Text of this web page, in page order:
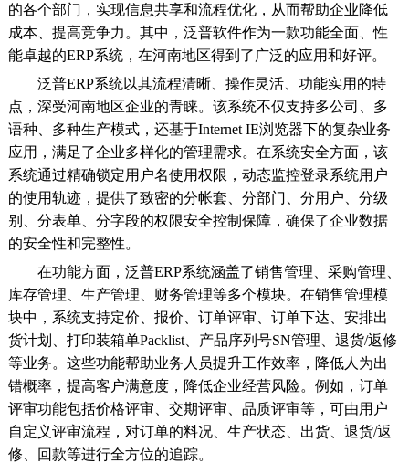
的各个部门，实现信息共享和流程优化，从而帮助企业降低
成本、提高竞争力。其中，泛普软件作为一款功能全面、性
能卓越的ERP系统，在河南地区得到了广泛的应用和好评。
泛普ERP系统以其流程清晰、操作灵活、功能实用的特
点，深受河南地区企业的青睐。该系统不仅支持多公司、多
语种、多种生产模式，还基于Internet IE浏览器下的复杂业务
应用，满足了企业多样化的管理需求。在系统安全方面，该
系统通过精确锁定用户名使用权限，动态监控登录系统用户
的使用轨迹，提供了致密的分帐套、分部门、分用户、分级
别、分表单、分字段的权限安全控制保障，确保了企业数据
的安全性和完整性。
在功能方面，泛普ERP系统涵盖了销售管理、采购管理、
库存管理、生产管理、财务管理等多个模块。在销售管理模
块中，系统支持定价、报价、订单评审、订单下达、安排出
货计划、打印装箱单Packlist、产品序列号SN管理、退货/返修
等业务。这些功能帮助业务人员提升工作效率，降低人为出
错概率，提高客户满意度，降低企业经营风险。例如，订单
评审功能包括价格评审、交期评审、品质评审等，可由用户
自定义评审流程，对订单的料况、生产状态、出货、退货/返
修、回款等进行全方位的追踪。